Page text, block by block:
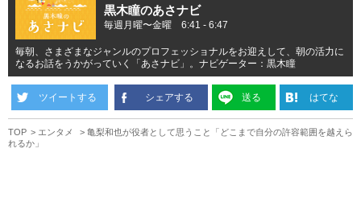
黒木瞳のあさナビ
毎週月曜〜金曜 6:41 - 6:47
毎朝、さまざまなジャンルのプロフェッショナルをお迎えして、朝の活力に
なるお話をうかがっていく「あさナビ」。ナビゲーター：黒木瞳
ツイートする シェアする 送る はてな
TOP エンタメ
亀梨和也が役者として思うこと「どこまで自分の許容範囲を越えら
れるか」